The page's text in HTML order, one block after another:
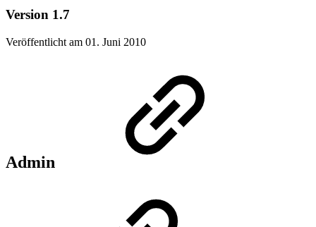
Version 1.7
Veröffentlicht am 01. Juni 2010
Admin